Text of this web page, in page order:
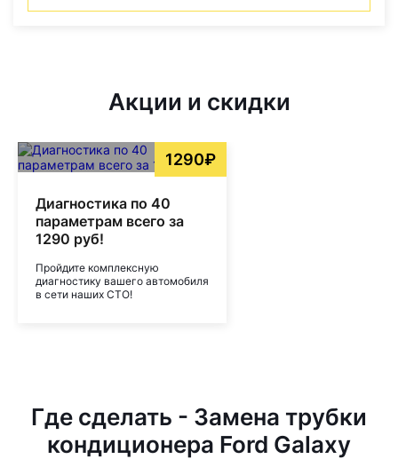
Акции и скидки
1290₽
Диагностика по 40
параметрам всего за
1290 руб!
Пройдите комплексную
диагностику вашего автомобиля
в сети наших СТО!
Где сделать - Замена трубки
кондиционера Ford Galaxy